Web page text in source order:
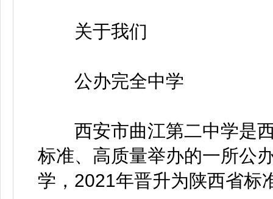
关于我们
公办完全中学
西安市曲江第二中学是西
标准、高质量举办的一所公
学，2021年晋升为陕西省标